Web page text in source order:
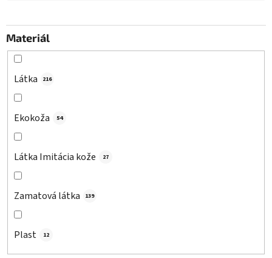
Materiál
Látka 216
Ekokoža 54
Látka Imitácia kože 27
Zamatová látka 139
Plast 12